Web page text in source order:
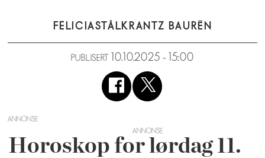
FELICIASTÅLKRANTZ BAURÉN
PUBLISERT 10.10.2025 - 15:00
ANNONSE
Horoskop for lørdag 11.